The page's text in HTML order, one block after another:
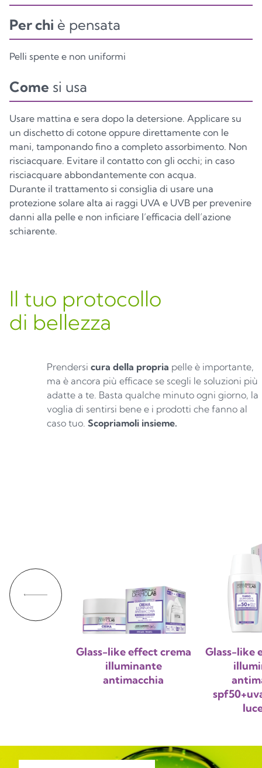
Per chi è pensata
Pelli spente e non uniformi
Come si usa
Usare mattina e sera dopo la detersione. Applicare su
un dischetto di cotone oppure direttamente con le
mani, tamponando fino a completo assorbimento. Non
risciacquare. Evitare il contatto con gli occhi; in caso
risciacquare abbondantemente con acqua.
Durante il trattamento si consiglia di usare una
protezione solare alta ai raggi UVA e UVB per prevenire
danni alla pelle e non inficiare l’efficacia dell’azione
schiarente.
Il tuo protocollo
di bellezza
Prendersi cura della propria pelle è importante,
ma è ancora più efficace se scegli le soluzioni più
adatte a te. Basta qualche minuto ogni giorno, la
voglia di sentirsi bene e i prodotti che fanno al
caso tuo. Scopriamoli insieme.
Glass-like effect crema
illuminante
antimacchia
Glass-like